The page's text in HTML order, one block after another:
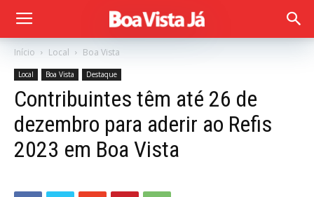
Início Local Boa Vista
Local Boa Vista Destaque
Contribuintes têm até 26 de
dezembro para aderir ao Refis
2023 em Boa Vista